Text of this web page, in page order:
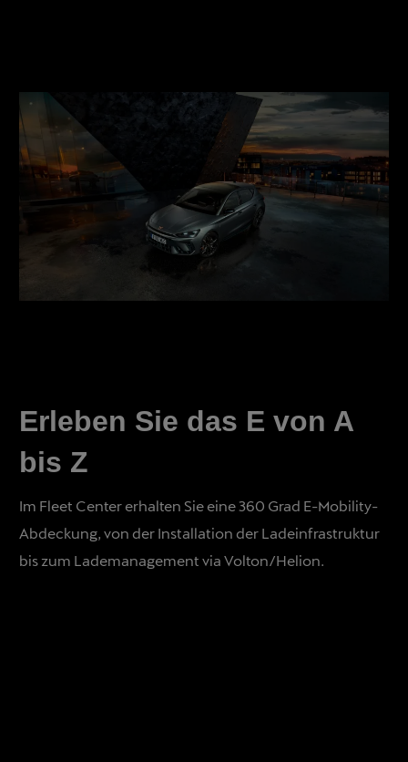
Erleben Sie das E von A
bis Z
Im Fleet Center erhalten Sie eine 360 Grad E-Mobility-
Abdeckung, von der Installation der Ladeinfrastruktur
bis zum Lademanagement via Volton/Helion.